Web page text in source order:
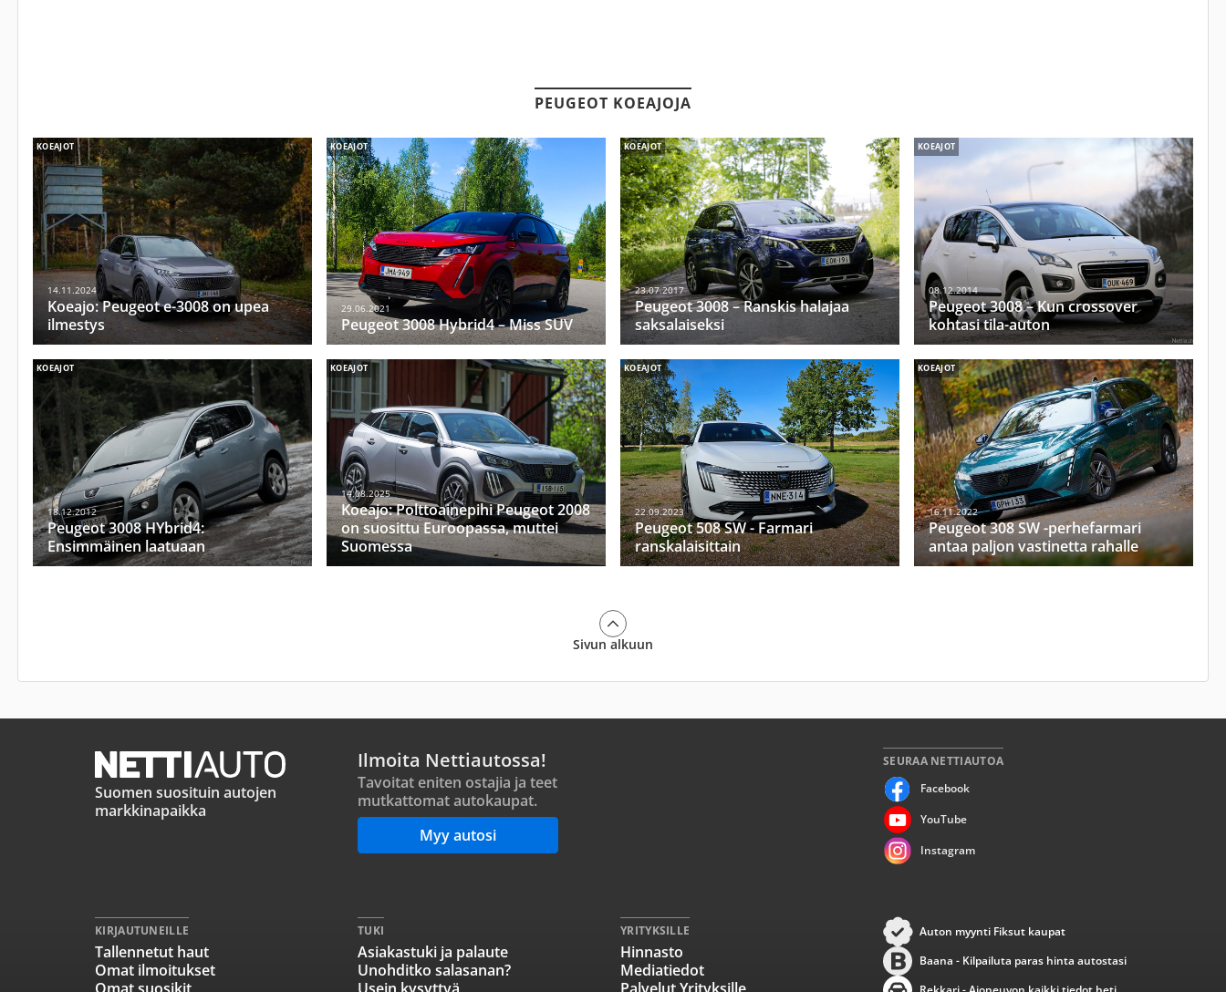
PEUGEOT KOEAJOJA
KOEAJOT
14.11.2024
Koeajo: Peugeot e-3008 on upea
ilmestys
KOEAJOT
29.06.2021
Peugeot 3008 Hybrid4 – Miss SUV
KOEAJOT
23.07.2017
Peugeot 3008 – Ranskis halajaa
saksalaiseksi
KOEAJOT
08.12.2014
Peugeot 3008 – Kun crossover
kohtasi tila-auton
KOEAJOT
18.12.2012
Peugeot 3008 HYbrid4:
Ensimmäinen laatuaan
KOEAJOT
14.08.2025
Koeajo: Polttoainepihi Peugeot 2008
on suosittu Euroopassa, muttei
Suomessa
KOEAJOT
22.09.2023
Peugeot 508 SW - Farmari
ranskalaisittain
KOEAJOT
16.11.2022
Peugeot 308 SW -perhefarmari
antaa paljon vastinetta rahalle
Sivun alkuun
Suomen suosituin autojen
markkinapaikka
Ilmoita Nettiautossa!
Tavoitat eniten ostajia ja teet
mutkattomat autokaupat.
Myy autosi
SEURAA NETTIAUTOA
Facebook
YouTube
Instagram
KIRJAUTUNEILLE
Tallennetut haut
Omat ilmoitukset
TUKI
Asiakastuki ja palaute
Unohditko salasanan?
YRITYKSILLE
Hinnasto
Mediatiedot
Auton myynti Fiksut kaupat
Baana - Kilpailuta paras hinta autostasi